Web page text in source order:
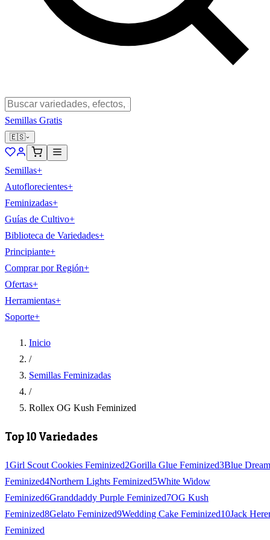
Semillas Gratis
🇪🇸
Semillas+
Autoflorecientes+
Feminizadas+
Guías de Cultivo+
Biblioteca de Variedades+
Principiante+
Comprar por Región+
Ofertas+
Herramientas+
Soporte+
Inicio
/
Semillas Feminizadas
/
Rollex OG Kush Feminized
Top 10 Variedades
1Girl Scout Cookies Feminized2Gorilla Glue Feminized3Blue Dream
Feminized4Northern Lights Feminized5White Widow
Feminized6Granddaddy Purple Feminized7OG Kush
Feminized8Gelato Feminized9Wedding Cake Feminized10Jack
Feminized